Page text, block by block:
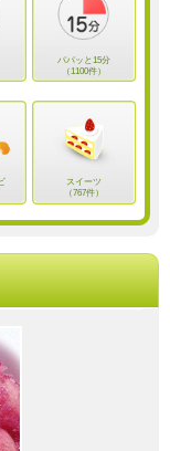
パパッと15分
（1100件）
スイーツ
（767件）